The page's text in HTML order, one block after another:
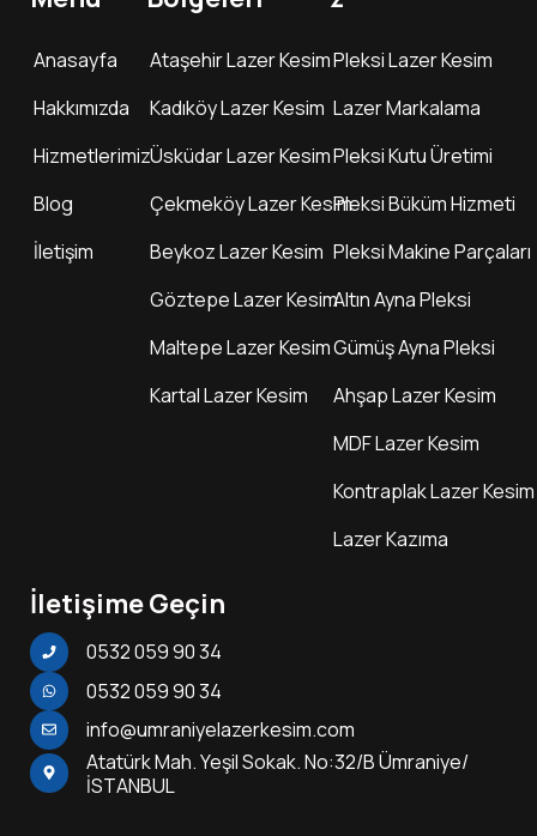
Anasayfa
Hakkımızda
Hizmetlerimiz
Blog
İletişim
Ataşehir Lazer Kesim
Kadıköy Lazer Kesim
Üsküdar Lazer Kesim
Çekmeköy Lazer Kesim
Beykoz Lazer Kesim
Göztepe Lazer Kesim
Maltepe Lazer Kesim
Kartal Lazer Kesim
Pleksi Lazer Kesim
Lazer Markalama
Pleksi Kutu Üretimi
Pleksi Büküm Hizmeti
Pleksi Makine Parçaları
Altın Ayna Pleksi
Gümüş Ayna Pleksi
Ahşap Lazer Kesim
MDF Lazer Kesim
Kontraplak Lazer Kesim
Lazer Kazıma
İletişime Geçin
0532 059 90 34
0532 059 90 34
info@umraniyelazerkesim.com
Atatürk Mah. Yeşil Sokak. No:32/B Ümraniye/
İSTANBUL